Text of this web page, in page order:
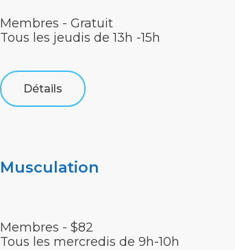
Tous les jeudis de 13h -15h
Membres - Gratuit
Détails
Musculation
Tous les mercredis de 9h-10h
Membres - $82